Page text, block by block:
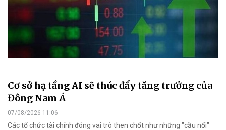
Cơ sở hạ tầng AI sẽ thúc đẩy tăng trưởng của
Đông Nam Á
07/08/2026 11:06
Các tổ chức tài chính đóng vai trò then chốt như những "cầu nối"